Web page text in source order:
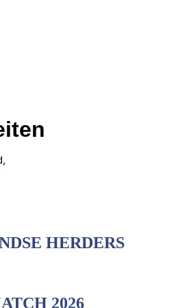
HERDERS
2026